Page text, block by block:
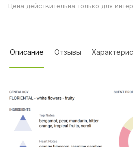
Цена действительна только для
Описание Отзывы